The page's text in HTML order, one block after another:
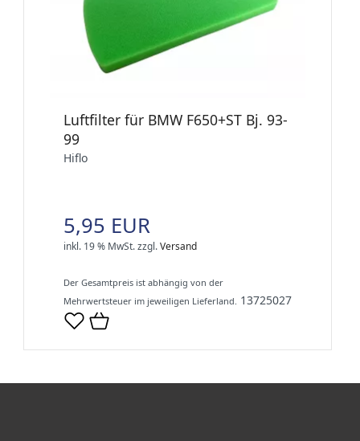
Luftfilter für BMW F650+ST Bj. 93-
99
Hiflo
5,95 EUR
inkl. 19 % MwSt.zzgl.Versand
Der Gesamtpreis ist abhängig von der
Mehrwertsteuer im jeweiligen Lieferland. 13725027